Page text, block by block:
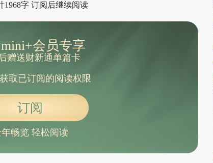
1968字 订阅后继续阅读
会员专享
赠送财新通单篇卡
取已订阅的阅读权限
订阅
畅览 轻松阅读